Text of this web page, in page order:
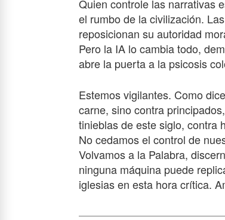
Quien controle las narrativas
el rumbo de la civilización.
reposicionan su autoridad
Pero la IA lo cambia todo,
abre la puerta a la psicosis
Estemos vigilantes. Como dice
carne, sino contra
tinieblas de este siglo, contra
No cedamos el control de
Volvamos a la Palabra,
ninguna máquina puede
iglesias en esta hora crítica.